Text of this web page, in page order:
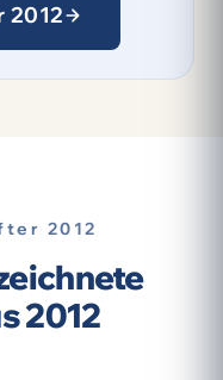
2012
2012
2012